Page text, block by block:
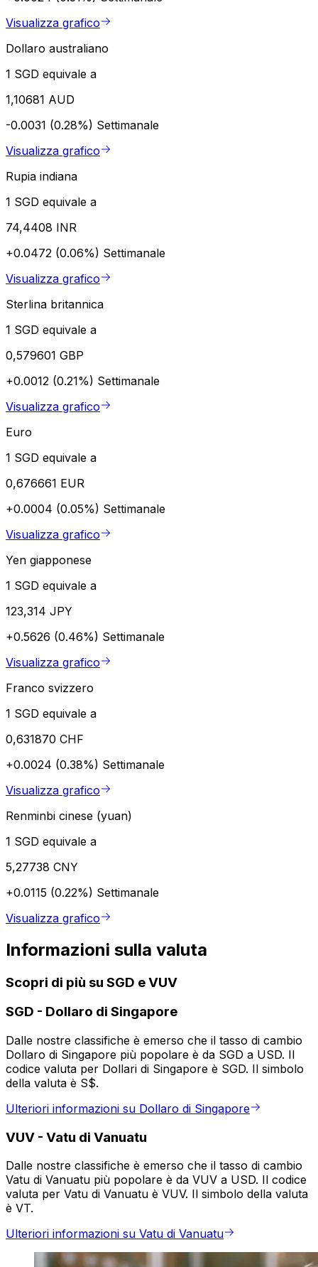
Visualizza grafico
Dollaro australiano
1 SGD equivale a
1,10681 AUD
-0.0031 (0.28%) Settimanale
Visualizza grafico
Rupia indiana
1 SGD equivale a
74,4408 INR
+0.0472 (0.06%) Settimanale
Visualizza grafico
Sterlina britannica
1 SGD equivale a
0,579601 GBP
+0.0012 (0.21%) Settimanale
Visualizza grafico
Euro
1 SGD equivale a
0,676661 EUR
+0.0004 (0.05%) Settimanale
Visualizza grafico
Yen giapponese
1 SGD equivale a
123,314 JPY
+0.5626 (0.46%) Settimanale
Visualizza grafico
Franco svizzero
1 SGD equivale a
0,631870 CHF
+0.0024 (0.38%) Settimanale
Visualizza grafico
Renminbi cinese (yuan)
1 SGD equivale a
5,27738 CNY
+0.0115 (0.22%) Settimanale
Visualizza grafico
Informazioni sulla valuta
Scopri di più su SGD e VUV
SGD - Dollaro di Singapore
Dalle nostre classifiche è emerso che il tasso di cambio
Dollaro di Singapore più popolare è da SGD a USD. Il
codice valuta per Dollari di Singapore è SGD. Il simbolo
della valuta è S$.
Ulteriori informazioni su Dollaro di Singapore
VUV - Vatu di Vanuatu
Dalle nostre classifiche è emerso che il tasso di cambio
Vatu di Vanuatu più popolare è da VUV a USD. Il codice
valuta per Vatu di Vanuatu è VUV. Il simbolo della valuta
è VT.
Ulteriori informazioni su Vatu di Vanuatu